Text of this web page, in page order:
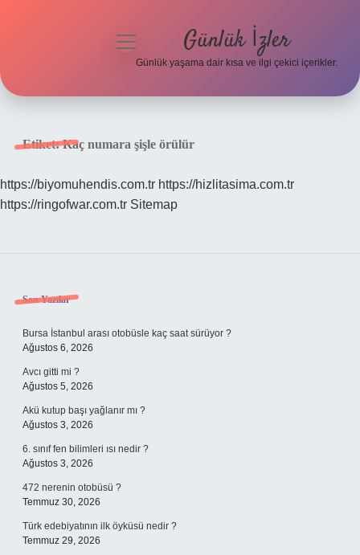
Hakkımızda
menüyü
Günlük İzler
Günlük yaşama dair kısa ve ilgi çekici içerikler.
Etiket:Kaç numara şişle örülür
https://biyomuhendis.com.tr https://hizlitasima.com.tr
https://ringofwar.com.tr Sitemap
Sidebar
Son Yazılar
Bursa İstanbul arası otobüsle kaç saat sürüyor ?
Ağustos 6, 2026
Avcı gitti mi ?
Ağustos 5, 2026
Akü kutup başı yağlanır mı ?
Ağustos 3, 2026
6. sınıf fen bilimleri ısı nedir ?
Ağustos 3, 2026
472 nerenin otobüsü ?
Temmuz 30, 2026
Türk edebiyatının ilk öyküsü nedir ?
Temmuz 29, 2026